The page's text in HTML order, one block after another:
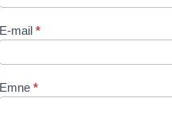
E-mail*
Emne*